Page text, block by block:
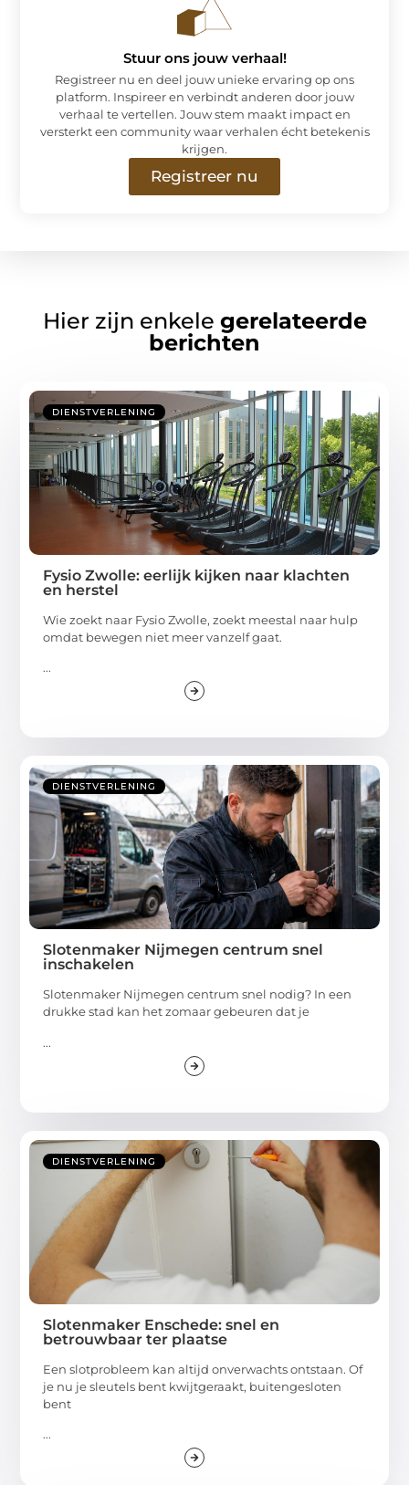
Stuur ons jouw verhaal!
Registreer nu en deel jouw unieke ervaring op ons
platform. Inspireer en verbindt anderen door jouw
verhaal te vertellen. Jouw stem maakt impact en
versterkt een community waar verhalen écht betekenis
krijgen.
Registreer nu
Hier zijn enkele gerelateerde
berichten
DIENSTVERLENING
Fysio Zwolle: eerlijk kijken naar klachten
en herstel
Wie zoekt naar Fysio Zwolle, zoekt meestal naar hulp
omdat bewegen niet meer vanzelf gaat.
...
DIENSTVERLENING
Slotenmaker Nijmegen centrum snel
inschakelen
Slotenmaker Nijmegen centrum snel nodig? In een
drukke stad kan het zomaar gebeuren dat je
...
DIENSTVERLENING
Slotenmaker Enschede: snel en
betrouwbaar ter plaatse
Een slotprobleem kan altijd onverwachts ontstaan. Of
je nu je sleutels bent kwijtgeraakt, buitengesloten
bent
...